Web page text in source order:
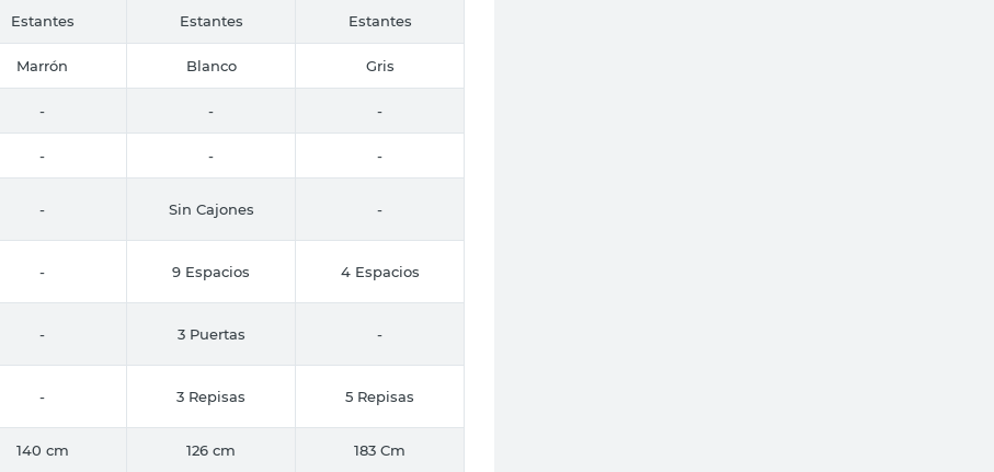
Estantes Estantes Estantes
Marrón Blanco Gris
- - -
- - -
- Sin Cajones -
- 9 Espacios 4 Espacios
- 3 Puertas -
- 3 Repisas 5 Repisas
140 cm 126 cm 183 Cm